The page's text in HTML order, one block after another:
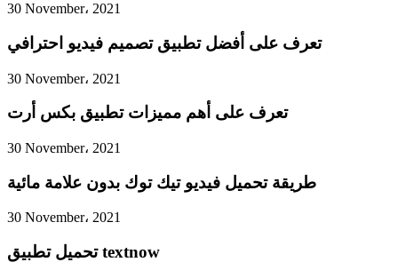
30 November، 2021
تعرف على أفضل تطبيق تصميم فيديو احترافي
30 November، 2021
تعرف على أهم مميزات تطبيق بكس أرت
30 November، 2021
طريقة تحميل فيديو تيك توك بدون علامة مائية
30 November، 2021
تحميل تطبيق textnow